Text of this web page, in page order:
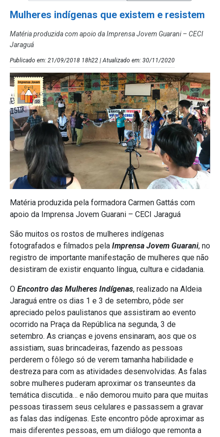
Mulheres indígenas que existem e resistem
Matéria produzida com apoio da Imprensa Jovem Guarani – CECI
Jaraguá
Publicado em: 21/09/2018 18h22 | Atualizado em: 30/11/2020
Matéria produzida pela formadora Carmen Gattás com
apoio da Imprensa Jovem Guarani – CECI Jaraguá
São muitos os rostos de mulheres indígenas
fotografados e filmados pela Imprensa Jovem Guarani, no
registro de importante manifestação de mulheres que não
desistiram de existir enquanto língua, cultura e cidadania.
O Encontro das Mulheres Indígenas, realizado na Aldeia
Jaraguá entre os dias 1 e 3 de setembro, pôde ser
apreciado pelos paulistanos que assistiram ao evento
ocorrido na Praça da República na segunda, 3 de
setembro. As crianças e jovens ensinaram, aos que os
assistiam, suas brincadeiras, fazendo as pessoas
perderem o fôlego só de verem tamanha habilidade e
destreza para com as atividades desenvolvidas. As falas
sobre mulheres puderam aproximar os transeuntes da
temática discutida… e não demorou muito para que muitas
pessoas tirassem seus celulares e passassem a gravar
as falas das indígenas. Este encontro pôde aproximar as
mais diferentes pessoas, em um diálogo que remonta a